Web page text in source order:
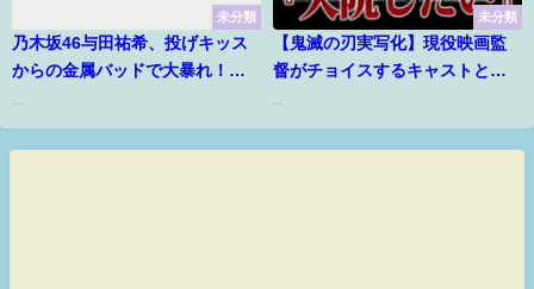
未分類
乃木坂46与田祐希、投げキッス
からの金属バッドで大暴れ！？
ールイン特別動画
...
未分類
【鬼滅の刃実写化】現役映画監
督がチョイスするキャストと
...